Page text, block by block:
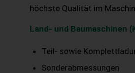
höchste Qualität im
Land- und Baumaschinen
Teil- sowie
Sonderabmessungen